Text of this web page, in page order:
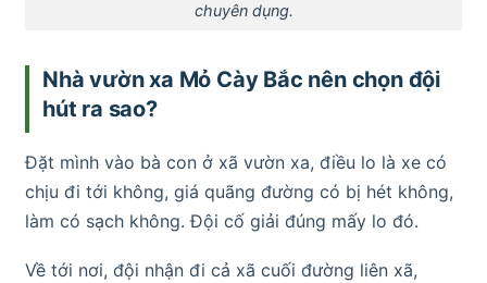
chuyên dụng.
Nhà vườn xa Mỏ Cày Bắc nên chọn đội
hút ra sao?
Đặt mình vào bà con ở xã vườn xa, điều lo là xe có
chịu đi tới không, giá quãng đường có bị hét không,
làm có sạch không. Đội cố giải đúng mấy lo đó.
Về tới nơi, đội nhận đi cả xã cuối đường liên xã,